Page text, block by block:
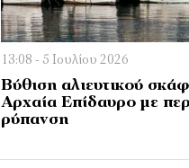
13:08 - 5 Ιουλίου 2026
Βύθιση αλιευτικού
Αρχαία Επίδαυρο με
ρύπανση